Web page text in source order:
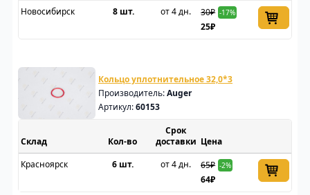
Новосибирск
8 шт. от 4 дн. 30₽ -17%
25₽
Кольцо уплотнительное 32,0*3
Производитель:Auger
Артикул:60153
Склад
Срок
доставки Цена
Красноярск
6 шт. от 4 дн. 65₽ -2%
64₽